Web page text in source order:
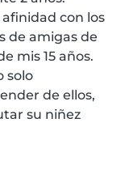
con los
de amigas de
mis 15 años.
solo
de ellos,
su niñez